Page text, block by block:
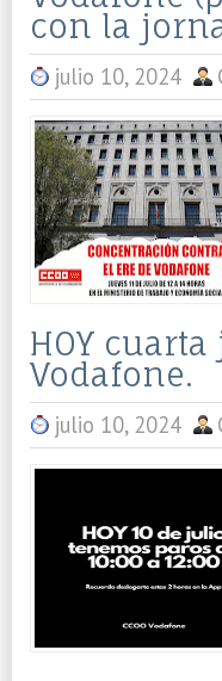
con la
julio 10, 2024
HOY
Vodafone.
julio 10, 2024